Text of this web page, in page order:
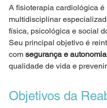
A fisioterapia cardiológica é
multidisciplinar
física, psicológica e social
Seu principal objetivo é
com segurança e autonomia
qualidade de vida e
Objetivos da